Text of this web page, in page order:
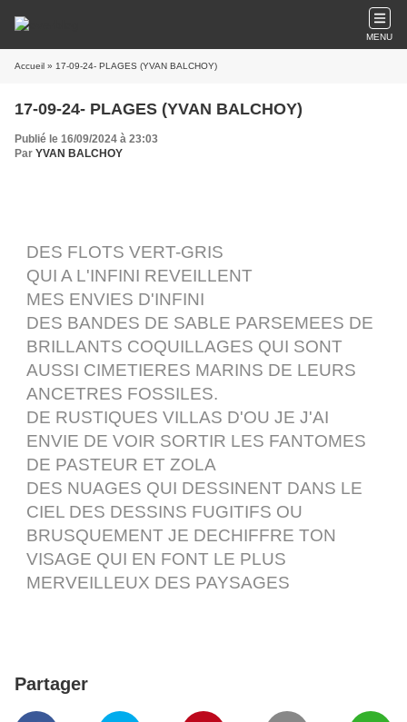
MENU
Accueil » 17-09-24- PLAGES (YVAN BALCHOY)
17-09-24- PLAGES (YVAN BALCHOY)
Publié le 16/09/2024 à 23:03
Par YVAN BALCHOY
DES FLOTS VERT-GRIS
QUI A L'INFINI REVEILLENT
MES ENVIES D'INFINI
DES BANDES DE SABLE PARSEMEES DE
BRILLANTS COQUILLAGES QUI SONT
AUSSI CIMETIERES MARINS DE LEURS
ANCETRES FOSSILES.
DE RUSTIQUES VILLAS D'OU JE J'AI
ENVIE DE VOIR SORTIR LES FANTOMES
DE PASTEUR ET ZOLA
DES NUAGES QUI DESSINENT DANS LE
CIEL DES DESSINS FUGITIFS OU
BRUSQUEMENT JE DECHIFFRE TON
VISAGE QUI EN FONT LE PLUS
MERVEILLEUX DES PAYSAGES
Partager